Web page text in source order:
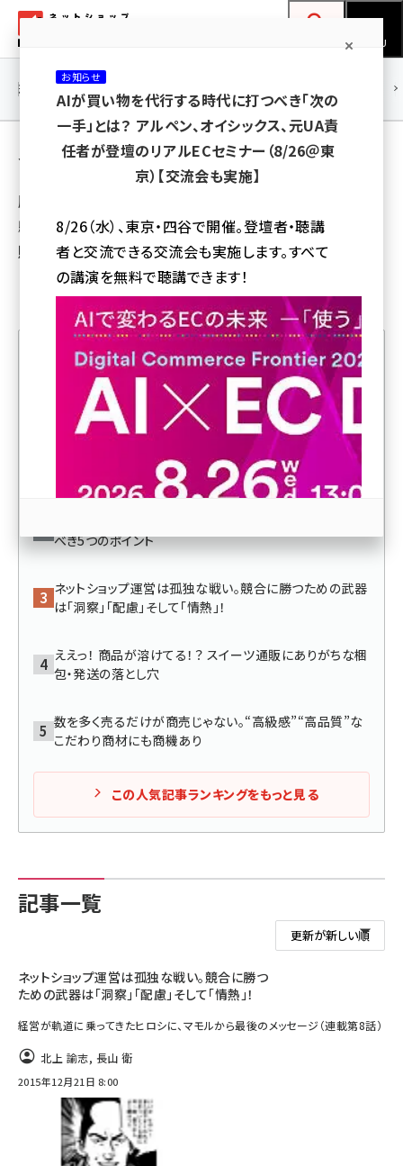
ン
ネットショップ担当者フォーラム
MENU
yahoo (1908)
楽天 (1876)
アスクル (1122)
base (1083)
ビィ・フォアード (781)
revico (744)
連載・特集 |
スイーツ通販で目指せ大成功！
脱サラしたばかりでEC未経
験のヒロシが、スイーツ通
販で成功を目指します！
人気記事ランキング
2倍以上の利益も夢じゃない! 価格競争に負けない商品
べき5つのポイント
ネットショップ運営は孤独な戦い。競合に勝つための武器
は「洞察」「配慮」そして「情熱」！
ええっ！ 商品が溶けてる！？ スイーツ通販にありがちな梱
包・発送の落とし穴
数を多く売るだけが商売じゃない。“高級感”“高品質”な
こだわり商材にも商機あり
この人気記事ランキングをもっと見る
記事一覧
ネットショップ運営は孤独な戦い。競合に勝つ
ための武器は「洞察」「配慮」そして「情熱」！
経営が軌道に乗ってきたヒロシに、マモルから最後のメッセージ（連載第8話）
北上 諭志, 長山 衛
2015年12月21日 8:00
お知らせ
AIが買い物を代行する時代に打つべき「次の
一手」とは？ アルペン、オイシックス、元UA責
任者が登壇のリアルECセミナー（8/26＠東
京）【交流会も実施】
8/26（水）、東京・四谷で開催。登壇者・聴講
者と交流できる交流会も実施します。すべて
の講演を無料で聴講できます！
参加登録はこちら↑